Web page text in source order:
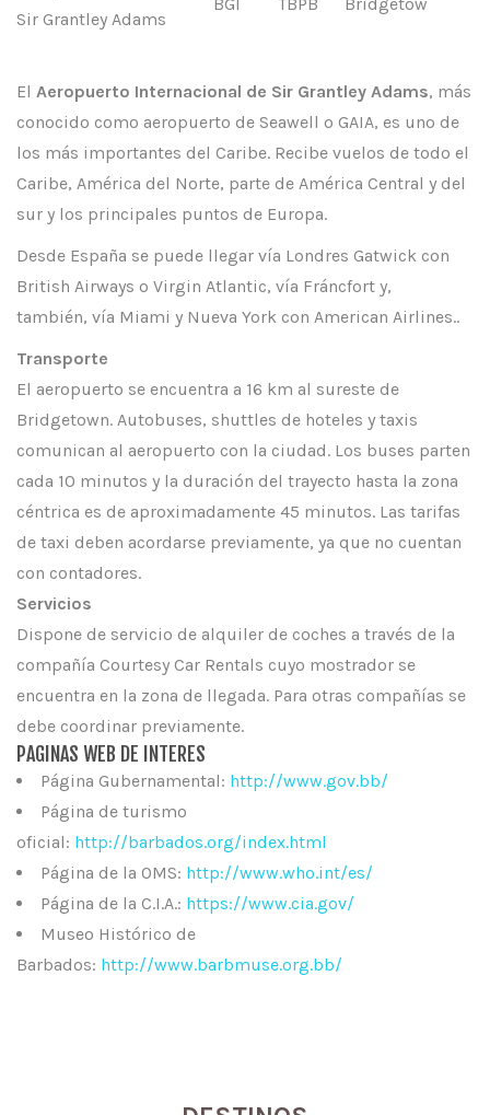
Sir Grantley Adams
El Aeropuerto Internacional de Sir Grantley Adams, más
conocido como aeropuerto de Seawell o GAIA, es uno de
los más importantes del Caribe. Recibe vuelos de todo el
Caribe, América del Norte, parte de América Central y del
sur y los principales puntos de Europa.
Desde España se puede llegar vía Londres Gatwick con
British Airways o Virgin Atlantic, vía Fráncfort y,
también, vía Miami y Nueva York con American Airlines..
Transporte
El aeropuerto se encuentra a 16 km al sureste de
Bridgetown. Autobuses, shuttles de hoteles y taxis
comunican al aeropuerto con la ciudad. Los buses parten
cada 10 minutos y la duración del trayecto hasta la zona
céntrica es de aproximadamente 45 minutos. Las tarifas
de taxi deben acordarse previamente, ya que no cuentan
con contadores.
Servicios
Dispone de servicio de alquiler de coches a través de la
compañía Courtesy Car Rentals cuyo mostrador se
encuentra en la zona de llegada. Para otras compañías se
debe coordinar previamente.
PAGINAS WEB DE INTERES
Página Gubernamental: http://www.gov.bb/
Página de turismo
oficial: http://barbados.org/index.html
Página de la OMS: http://www.who.int/es/
Página de la C.I.A.: https://www.cia.gov/
Museo Histórico de
Barbados: http://www.barbmuse.org.bb/